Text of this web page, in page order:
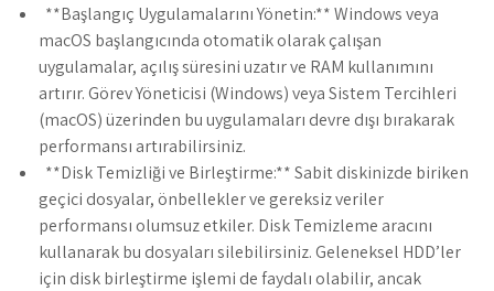
**Başlangıç Uygulamalarını Yönetin:** Windows veya
macOS başlangıcında otomatik olarak çalışan
uygulamalar, açılış süresini uzatır ve RAM kullanımını
artırır. Görev Yöneticisi (Windows) veya Sistem Tercihleri
(macOS) üzerinden bu uygulamaları devre dışı bırakarak
performansı artırabilirsiniz.
**Disk Temizliği ve Birleştirme:** Sabit diskinizde biriken
geçici dosyalar, önbellekler ve gereksiz veriler
performansı olumsuz etkiler. Disk Temizleme aracını
kullanarak bu dosyaları silebilirsiniz. Geleneksel HDD’ler
için disk birleştirme işlemi de faydalı olabilir, ancak